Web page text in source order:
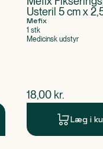
Usteril 5 cm x
Mefix
1 stk
Medicinsk udstyr
$nuværende pris
18,00 kr.
Læg i